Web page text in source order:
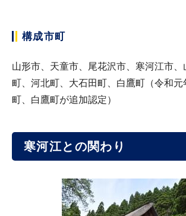
構成市町
山形市、天童市、尾花沢市、寒河江市、
町、河北町、大石田町、白鷹町（令和元
町、白鷹町が追加認定）
寒河江との関わり